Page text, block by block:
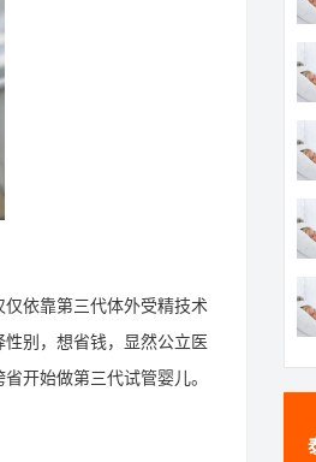
依靠第三代体外受精技术
别，想省钱，显然公立医
开始做第三代试管婴儿。